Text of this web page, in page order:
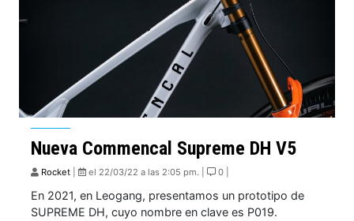
Nueva Commencal Supreme DH V5
Rocket el 22/03/22 a las 2:05 pm. | 0 |
En 2021, en Leogang, presentamos un prototipo de
SUPREME DH, cuyo nombre en clave es P019.